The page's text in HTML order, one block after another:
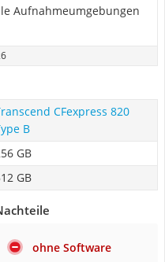
Aufnahmeumgebungen
CFexpress 820
B
GB
GB
ohne Software